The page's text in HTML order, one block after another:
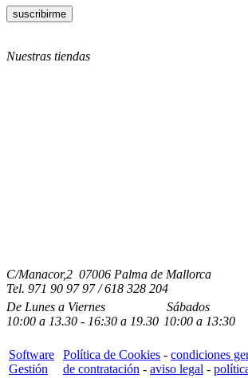
Nuestras tiendas
C/Manacor,2 07006 Palma de Mallorca
Tel. 971 90 97 97 / 618 328 204
De Lunes a Viernes
10:00 a 13.30 - 16:30 a 19.30
Sábados
10:00 a 13:30
Software
Gestión
Política de Cookies - condiciones
de contratación - aviso legal -